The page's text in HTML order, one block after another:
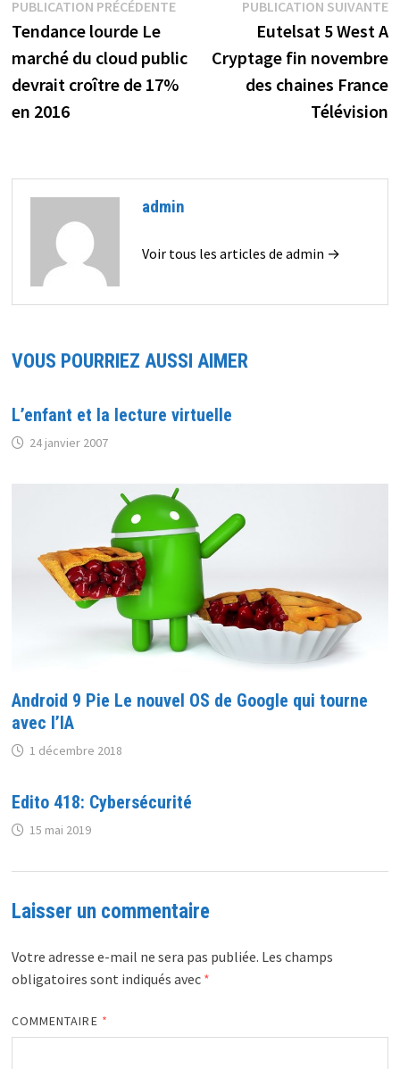
Navigation
de
l’article
PUBLICATION PRÉCÉDENTEPublication
Tendance lourde Le
marché du cloud public
devrait croître de 17%
en 2016
PUBLICATION SUIVANTE
Eutelsat 5 West A
Cryptage fin novembre
des chaines France
Télévision
admin
Voir tous les articles de admin →
VOUS POURRIEZ AUSSI AIMER
L’enfant et la lecture virtuelle
24 janvier 2007
Android 9 Pie Le nouvel OS de Google qui tourne
avec l’IA
1 décembre 2018
Edito 418: Cybersécurité
15 mai 2019
Laisser un commentaire
Votre adresse e-mail ne sera pas publiée. Les champs
obligatoires sont indiqués avec *
COMMENTAIRE *